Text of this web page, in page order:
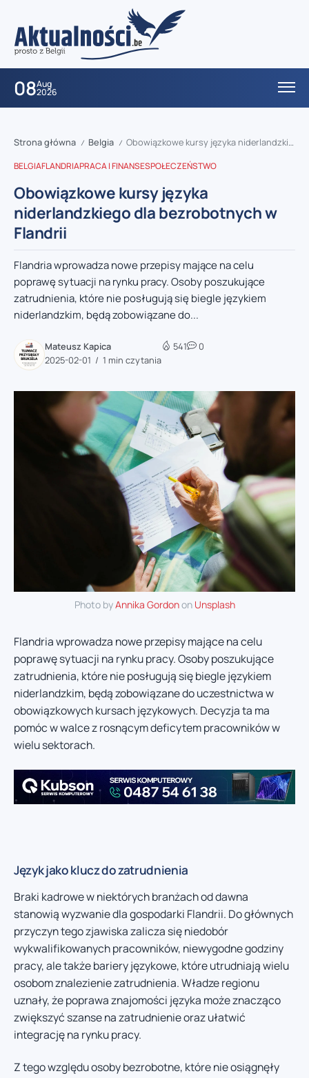
08Aug
2026
Strona główna / Belgia / Obowiązkowe kursy języka niderlandzkiego dla bezrobotnych w Flandrii
BELGIAFLANDRIAPRACA I FINANSESPOŁECZEŃSTWO
Obowiązkowe kursy języka
niderlandzkiego dla bezrobotnych w
Flandrii
Flandria wprowadza nowe przepisy mające na celu
poprawę sytuacji na rynku pracy. Osoby poszukujące
zatrudnienia, które nie posługują się biegle językiem
niderlandzkim, będą zobowiązane do...
Mateusz Kapica
2025-02-01
1 min czytania
541 0
Photo byAnnika Gordonon Unsplash
Flandria wprowadza nowe przepisy mające na celu
poprawę sytuacji na rynku pracy. Osoby poszukujące
zatrudnienia, które nie posługują się biegle językiem
niderlandzkim, będą zobowiązane do uczestnictwa w
obowiązkowych kursach językowych. Decyzja ta ma
pomóc w walce z rosnącym deficytem pracowników w
wielu sektorach.
Język jako klucz do zatrudnienia
Braki kadrowe w niektórych branżach od dawna
stanowią wyzwanie dla gospodarki Flandrii. Do głównych
przyczyn tego zjawiska zalicza się niedobór
wykwalifikowanych pracowników, niewygodne godziny
pracy, ale także bariery językowe, które utrudniają wielu
osobom znalezienie zatrudnienia. Władze regionu
uznały, że poprawa znajomości języka może znacząco
zwiększyć szanse na zatrudnienie oraz ułatwić
integrację na rynku pracy.
Z tego względu osoby bezrobotne, które nie osiągnęły